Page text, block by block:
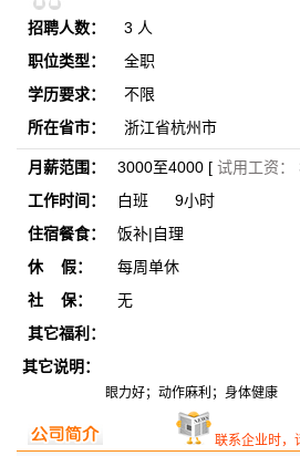
招聘人数： 3 人
职位类型：
全职
学历要求：
不限
所在省市：
浙江省杭州市
月薪范围： 3000至4000 [ 试用工资
工作时间：
白班 9小时
住宿餐食：
饭补|自理
休 假：
每周单休
社 保：
无
其它福利：
其它说明：
眼力好；动作麻利；身体健康
联系企业时，